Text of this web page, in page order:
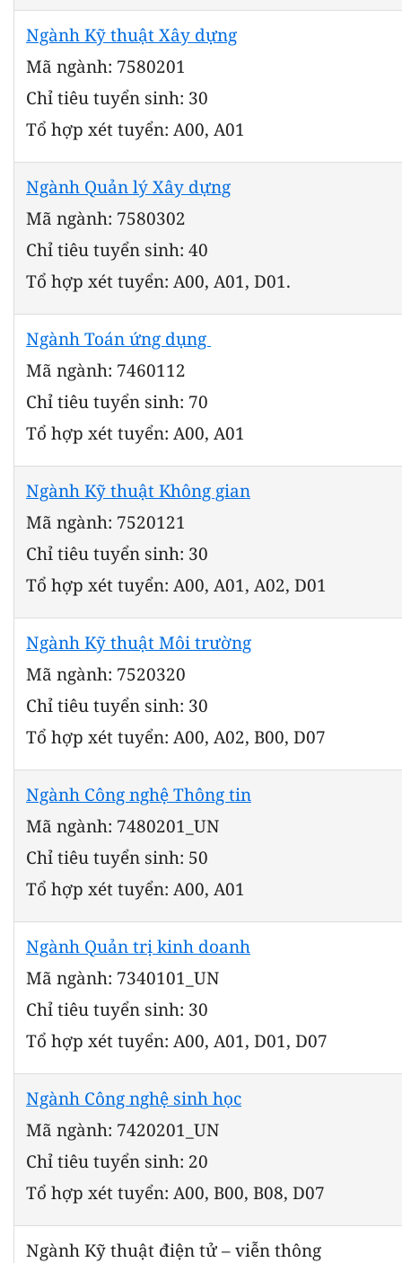
Ngành Kỹ thuật Xây dựng
Mã ngành: 7580201
Chỉ tiêu tuyển sinh: 30
Tổ hợp xét tuyển: A00, A01
Ngành Quản lý Xây dựng
Mã ngành: 7580302
Chỉ tiêu tuyển sinh: 40
Tổ hợp xét tuyển: A00, A01, D01.
Ngành Toán ứng dụng
Mã ngành: 7460112
Chỉ tiêu tuyển sinh: 70
Tổ hợp xét tuyển: A00, A01
Ngành Kỹ thuật Không gian
Mã ngành: 7520121
Chỉ tiêu tuyển sinh: 30
Tổ hợp xét tuyển: A00, A01, A02, D01
Ngành Kỹ thuật Môi trường
Mã ngành: 7520320
Chỉ tiêu tuyển sinh: 30
Tổ hợp xét tuyển: A00, A02, B00, D07
Ngành Công nghệ Thông tin
Mã ngành: 7480201_UN
Chỉ tiêu tuyển sinh: 50
Tổ hợp xét tuyển: A00, A01
Ngành Quản trị kinh doanh
Mã ngành: 7340101_UN
Chỉ tiêu tuyển sinh: 30
Tổ hợp xét tuyển: A00, A01, D01, D07
Ngành Công nghệ sinh học
Mã ngành: 7420201_UN
Chỉ tiêu tuyển sinh: 20
Tổ hợp xét tuyển: A00, B00, B08, D07
Ngành Kỹ thuật điện tử – viễn thông